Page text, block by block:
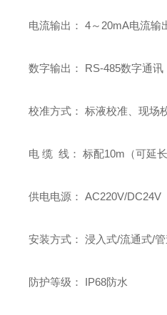
电流输出： 4～20mA电流输
数字输出： RS-485数字通讯
校准方式： 标液校准、现场
电 缆 线： 标配10m（可延长
供电电源： AC220V/DC24V
安装方式： 浸入式/流通式/
防护等级： IP68防水